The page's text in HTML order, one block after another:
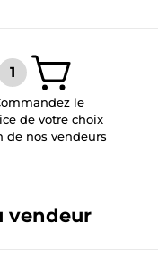
le
de votre choix
de nos vendeurs
vendeur